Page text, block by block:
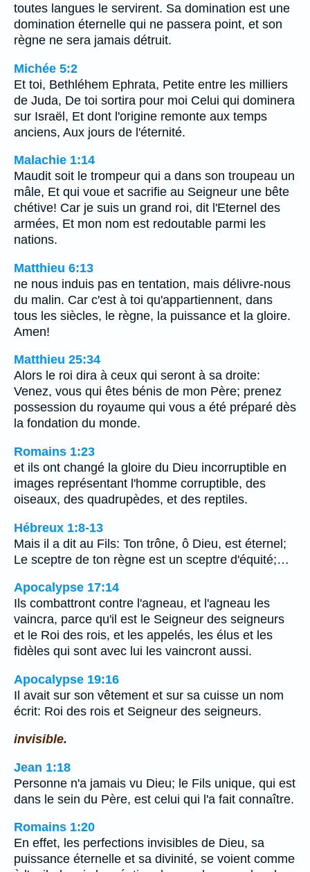
toutes langues le servirent. Sa domination est une
domination éternelle qui ne passera point, et son
règne ne sera jamais détruit.
Michée 5:2
Et toi, Bethléhem Ephrata, Petite entre les milliers
de Juda, De toi sortira pour moi Celui qui dominera
sur Israël, Et dont l'origine remonte aux temps
anciens, Aux jours de l'éternité.
Malachie 1:14
Maudit soit le trompeur qui a dans son troupeau un
mâle, Et qui voue et sacrifie au Seigneur une bête
chétive! Car je suis un grand roi, dit l'Eternel des
armées, Et mon nom est redoutable parmi les
nations.
Matthieu 6:13
ne nous induis pas en tentation, mais délivre-nous
du malin. Car c'est à toi qu'appartiennent, dans
tous les siècles, le règne, la puissance et la gloire.
Amen!
Matthieu 25:34
Alors le roi dira à ceux qui seront à sa droite:
Venez, vous qui êtes bénis de mon Père; prenez
possession du royaume qui vous a été préparé dès
la fondation du monde.
Romains 1:23
et ils ont changé la gloire du Dieu incorruptible en
images représentant l'homme corruptible, des
oiseaux, des quadrupèdes, et des reptiles.
Hébreux 1:8-13
Mais il a dit au Fils: Ton trône, ô Dieu, est éternel;
Le sceptre de ton règne est un sceptre d'équité;…
Apocalypse 17:14
Ils combattront contre l'agneau, et l'agneau les
vaincra, parce qu'il est le Seigneur des seigneurs
et le Roi des rois, et les appelés, les élus et les
fidèles qui sont avec lui les vaincront aussi.
Apocalypse 19:16
Il avait sur son vêtement et sur sa cuisse un nom
écrit: Roi des rois et Seigneur des seigneurs.
invisible.
Jean 1:18
Personne n'a jamais vu Dieu; le Fils unique, qui est
dans le sein du Père, est celui qui l'a fait connaître.
Romains 1:20
En effet, les perfections invisibles de Dieu, sa
puissance éternelle et sa divinité, se voient comme